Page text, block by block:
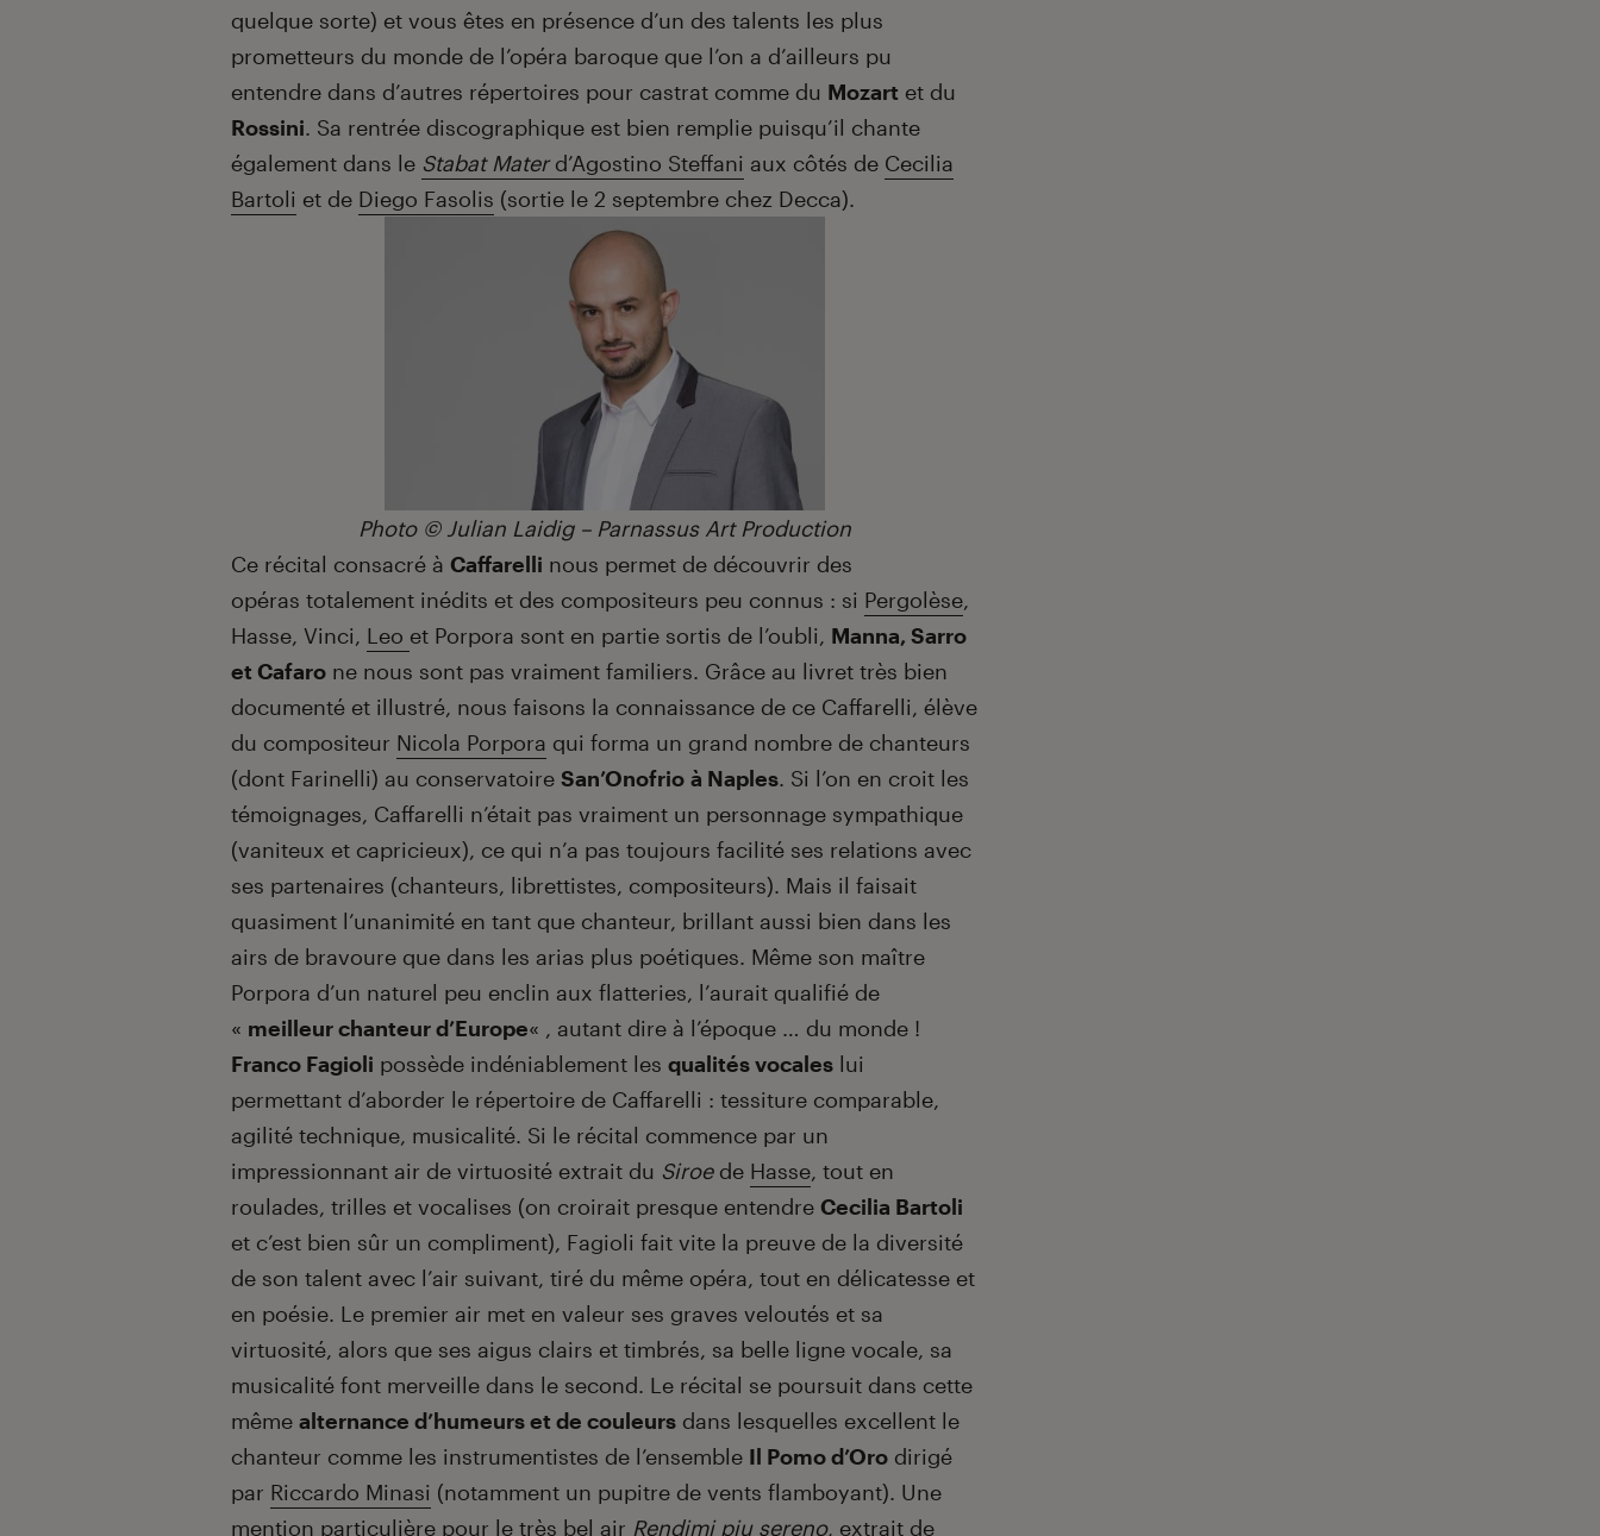
quelque sorte) et vous êtes en présence d’un des talents les plus
prometteurs du monde de l’opéra baroque que l’on a d’ailleurs pu
entendre dans d’autres répertoires pour castrat comme du Mozart et du
Rossini. Sa rentrée discographique est bien remplie puisqu’il chante
également dans le Stabat Materd’Agostino Steffani aux côtés de Cecilia
Bartoli et de Diego Fasolis (sortie le 2 septembre chez Decca).
Photo © Julian Laidig – Parnassus Art Production
Ce récital consacré à Caffarelli nous permet de découvrir des
opéras totalement inédits et des compositeurs peu connus : si Pergolèse,
Hasse, Vinci, Leo et Porpora sont en partie sortis de l’oubli, Manna, Sarro
et Cafaro ne nous sont pas vraiment familiers. Grâce au livret très bien
documenté et illustré, nous faisons la connaissance de ce Caffarelli, élève
du compositeur Nicola Porpora qui forma un grand nombre de chanteurs
(dont Farinelli) au conservatoire San’Onofrio à Naples. Si l’on en croit les
témoignages, Caffarelli n’était pas vraiment un personnage sympathique
(vaniteux et capricieux), ce qui n’a pas toujours facilité ses relations avec
ses partenaires (chanteurs, librettistes, compositeurs). Mais il faisait
quasiment l’unanimité en tant que chanteur, brillant aussi bien dans les
airs de bravoure que dans les arias plus poétiques. Même son maître
Porpora d’un naturel peu enclin aux flatteries, l’aurait qualifié de
« meilleur chanteur d’Europe« , autant dire à l’époque … du monde !
Franco Fagioli possède indéniablement les qualités vocales lui
permettant d’aborder le répertoire de Caffarelli : tessiture comparable,
agilité technique, musicalité. Si le récital commence par un
impressionnant air de virtuosité extrait du Siroede Hasse, tout en
roulades, trilles et vocalises (on croirait presque entendre Cecilia Bartoli
et c’est bien sûr un compliment), Fagioli fait vite la preuve de la diversité
de son talent avec l’air suivant, tiré du même opéra, tout en délicatesse et
en poésie. Le premier air met en valeur ses graves veloutés et sa
virtuosité, alors que ses aigus clairs et timbrés, sa belle ligne vocale, sa
musicalité font merveille dans le second. Le récital se poursuit dans cette
même alternance d’humeurs et de couleurs dans lesquelles excellent le
chanteur comme les instrumentistes de l’ensemble Il Pomo d’Oro dirigé
par Riccardo Minasi (notamment un pupitre de vents flamboyant). Une
mention particulière pour le très bel air Rendimi piu sereno, extrait de